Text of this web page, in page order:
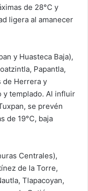
de 28°C y
ligera al amanecer
y Huasteca Baja),
Papantla,
de Herrera y
y templado. Al influir
se prevén
de 19°C, baja
Centrales),
de la Torre,
Tlapacoyan,